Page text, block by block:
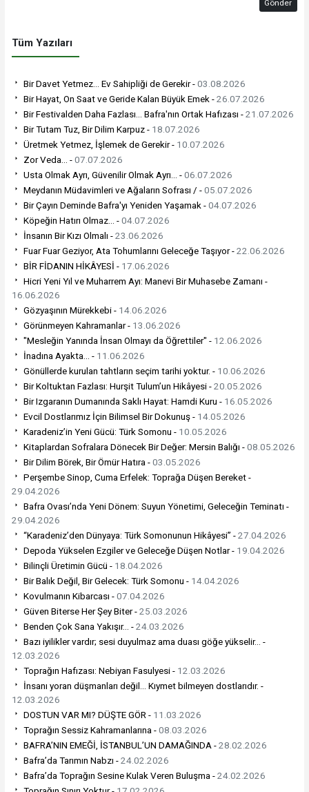
Gönder
Tüm Yazıları
Bir Davet Yetmez... Ev Sahipliği de Gerekir -03.08.2026
Bir Hayat, On Saat ve Geride Kalan Büyük Emek -26.07.2026
Bir Festivalden Daha Fazlası… Bafra'nın Ortak Hafızası -21.07.2026
Bir Tutam Tuz, Bir Dilim Karpuz - 18.07.2026
Üretmek Yetmez, İşlemek de Gerekir - 10.07.2026
Zor Veda… -07.07.2026
Usta Olmak Ayrı, Güvenilir Olmak Ayrı... -06.07.2026
Meydanın Müdavimleri ve Ağaların Sofrası / -05.07.2026
Bir Çayın Deminde Bafra'yı Yeniden Yaşamak -04.07.2026
Köpeğin Hatırı Olmaz... -04.07.2026
İnsanın Bir Kızı Olmalı -23.06.2026
Fuar Fuar Geziyor, Ata Tohumlarını Geleceğe Taşıyor -22.06.2026
BİR FİDANIN HİKÂYESİ - 17.06.2026
Hicri Yeni Yıl ve Muharrem Ayı: Manevi Bir Muhasebe Zamanı -
16.06.2026
Gözyaşının Mürekkebi - 14.06.2026
Görünmeyen Kahramanlar - 13.06.2026
"Mesleğin Yanında İnsan Olmayı da Öğrettiler" - 12.06.2026
İnadına Ayakta... - 11.06.2026
Gönüllerde kurulan tahtların seçim tarihi yoktur. - 10.06.2026
Bir Koltuktan Fazlası: Hurşit Tulum’un Hikâyesi -20.05.2026
Bir Izgaranın Dumanında Saklı Hayat: Hamdi Kuru - 16.05.2026
Evcil Dostlarımız İçin Bilimsel Bir Dokunuş - 14.05.2026
Karadeniz’in Yeni Gücü: Türk Somonu - 10.05.2026
Kitaplardan Sofralara Dönecek Bir Değer: Mersin Balığı -08.05.2026
Bir Dilim Börek, Bir Ömür Hatıra -03.05.2026
Perşembe Sinop, Cuma Erfelek: Toprağa Düşen Bereket -
29.04.2026
Bafra Ovası’nda Yeni Dönem: Suyun Yönetimi, Geleceğin Teminatı -
29.04.2026
“Karadeniz’den Dünyaya: Türk Somonunun Hikâyesi” -27.04.2026
Depoda Yükselen Ezgiler ve Geleceğe Düşen Notlar - 19.04.2026
Bilinçli Üretimin Gücü - 18.04.2026
Bir Balık Değil, Bir Gelecek: Türk Somonu - 14.04.2026
Kovulmanın Kibarcası -07.04.2026
Güven Biterse Her Şey Biter -25.03.2026
Benden Çok Sana Yakışır… -24.03.2026
Bazı iyilikler vardır; sesi duyulmaz ama duası göğe yükselir… -
12.03.2026
Toprağın Hafızası: Nebiyan Fasulyesi - 12.03.2026
İnsanı yoran düşmanları değil… Kıymet bilmeyen dostlarıdır. -
12.03.2026
DOSTUN VAR MI? DÜŞTE GÖR - 11.03.2026
Toprağın Sessiz Kahramanlarına -08.03.2026
BAFRA’NIN EMEĞİ, İSTANBUL’UN DAMAĞINDA -28.02.2026
Bafra’da Tarımın Nabzı -24.02.2026
Bafra’da Toprağın Sesine Kulak Veren Buluşma -24.02.2026